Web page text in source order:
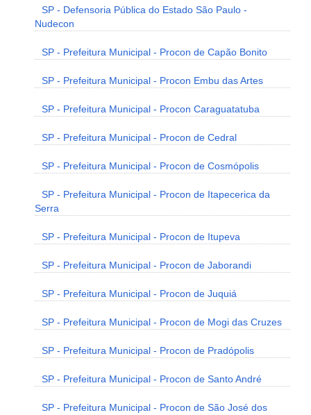
SP - Defensoria Pública do Estado São Paulo -
Nudecon
SP - Prefeitura Municipal - Procon de Capão Bonito
SP - Prefeitura Municipal - Procon Embu das Artes
SP - Prefeitura Municipal - Procon Caraguatatuba
SP - Prefeitura Municipal - Procon de Cedral
SP - Prefeitura Municipal - Procon de Cosmópolis
SP - Prefeitura Municipal - Procon de Itapecerica da
Serra
SP - Prefeitura Municipal - Procon de Itupeva
SP - Prefeitura Municipal - Procon de Jaborandi
SP - Prefeitura Municipal - Procon de Juquiá
SP - Prefeitura Municipal - Procon de Mogi das Cruzes
SP - Prefeitura Municipal - Procon de Pradópolis
SP - Prefeitura Municipal - Procon de Santo André
SP - Prefeitura Municipal - Procon de São José dos